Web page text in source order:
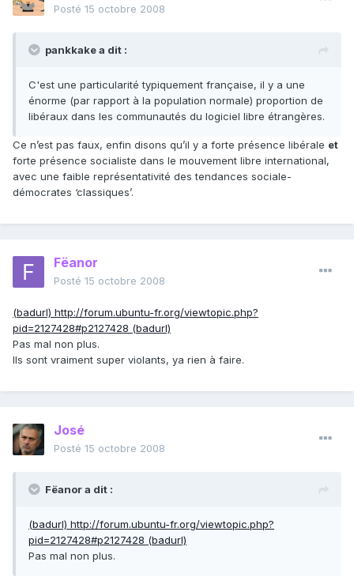
Posté 15 octobre 2008
pankkake a dit :
C'est une particularité typiquement française, il y a une
énorme (par rapport à la population normale) proportion de
libéraux dans les communautés du logiciel libre étrangères.
Ce n’est pas faux, enfin disons qu’il y a forte présence libérale et
forte présence socialiste dans le mouvement libre international,
avec une faible représentativité des tendances sociale-
démocrates ‘classiques’.
Fëanor
Posté 15 octobre 2008
(badurl) http://forum.ubuntu-fr.org/viewtopic.php?
pid=2127428#p2127428 (badurl)
Pas mal non plus.
Ils sont vraiment super violants, ya rien à faire.
José
Posté 15 octobre 2008
Fëanor a dit :
(badurl) http://forum.ubuntu-fr.org/viewtopic.php?
pid=2127428#p2127428 (badurl)
Pas mal non plus.